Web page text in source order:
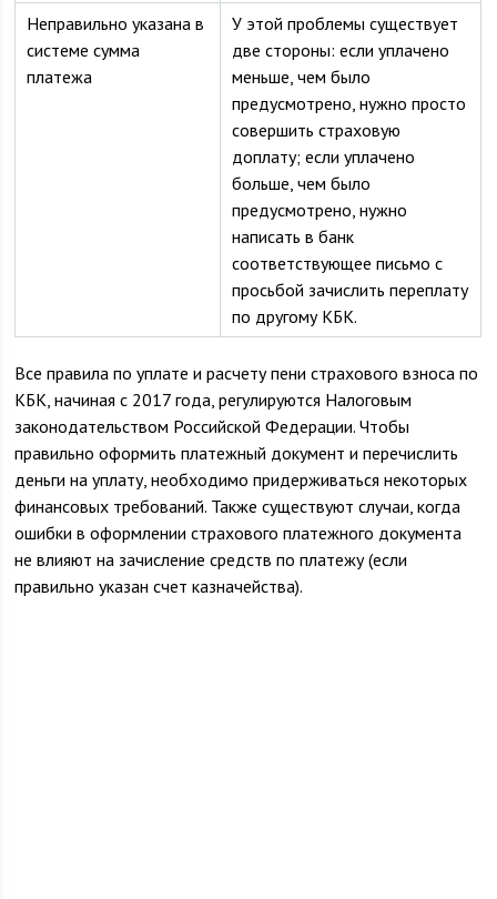
Неправильно указана в
системе сумма
платежа
У этой проблемы существует
две стороны: если уплачено
меньше, чем было
предусмотрено, нужно просто
совершить страховую
доплату; если уплачено
больше, чем было
предусмотрено, нужно
написать в банк
соответствующее письмо с
просьбой зачислить переплату
по другому КБК.
Все правила по уплате и расчету пени страхового взноса по
КБК, начиная с 2017 года, регулируются Налоговым
законодательством Российской Федерации. Чтобы
правильно оформить платежный документ и перечислить
деньги на уплату, необходимо придерживаться некоторых
финансовых требований. Также существуют случаи, когда
ошибки в оформлении страхового платежного документа
не влияют на зачисление средств по платежу (если
правильно указан счет казначейства).